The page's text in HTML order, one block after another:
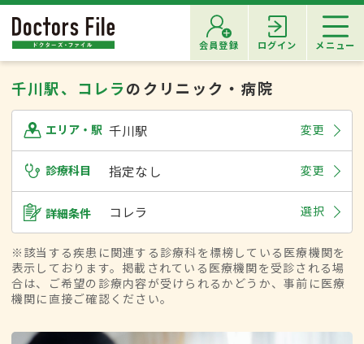
会員登録 ログイン メニュー
千川駅、コレラのクリニック・病院
エリア・駅 千川駅 変更
診療科目 指定なし 変更
詳細条件 コレラ 選択
※該当する疾患に関連する診療科を標榜している医療機関を
表示しております。掲載されている医療機関を受診される場
合は、ご希望の診療内容が受けられるかどうか、事前に医療
機関に直接ご確認ください。